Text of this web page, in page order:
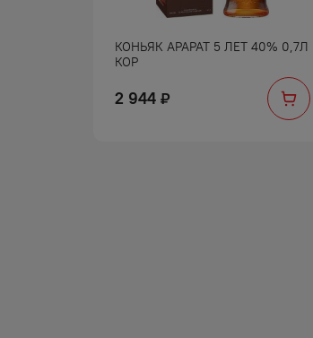
КОНЬЯК АРАРАТ 5 ЛЕТ 40% 0,7Л
КОР
2 944 ₽